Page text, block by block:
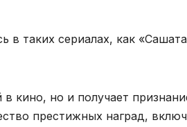
в таких сериалах, как
кино, но и получает
престижных наград,